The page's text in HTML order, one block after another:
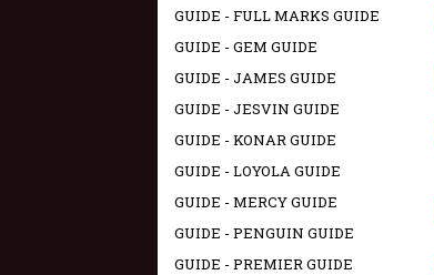
GUIDE - FULL MARKS GUIDE
GUIDE - GEM GUIDE
GUIDE - JAMES GUIDE
GUIDE - JESVIN GUIDE
GUIDE - KONAR GUIDE
GUIDE - LOYOLA GUIDE
GUIDE - MERCY GUIDE
GUIDE - PENGUIN GUIDE
GUIDE - PREMIER GUIDE